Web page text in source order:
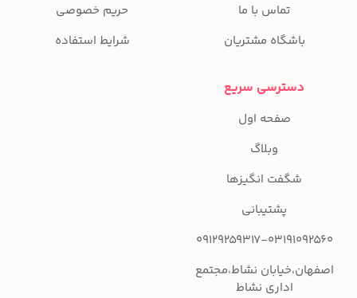
تماس با ما
باشگاه مشتریان
حریم خصوصی
شرایط استفاده
دسترسی سریع
صفحه اول
وبلاگ
شگفت انگیزها
پشتیبانی
09129259317-03191092560
اصفهان،خیابان نشاط،مجتمع
اداری نشاط